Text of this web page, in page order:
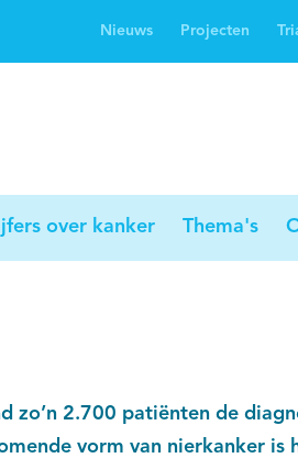
Nieuws Projecten
over kanker Thema's
zo’n 2.700 patiënten de
vorm van nierkanker is